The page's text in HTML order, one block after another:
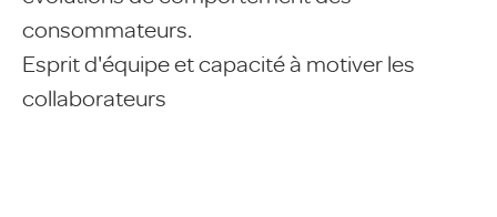
consommateurs.
Esprit d'équipe et capacité à motiver les
collaborateurs